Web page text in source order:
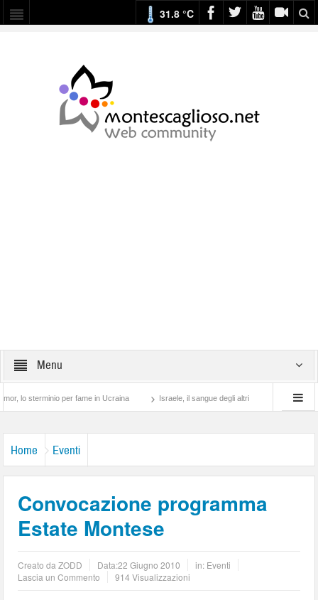
31.8 °C
Menu
per fame in Ucraina Israele, il sangue degli altri Lotta di classe… tra
Home Eventi
Convocazione programma
Estate Montese
Creato daZODD Data:22 Giugno 2010 in: Eventi
Lascia un Commento
914 Visualizzazioni